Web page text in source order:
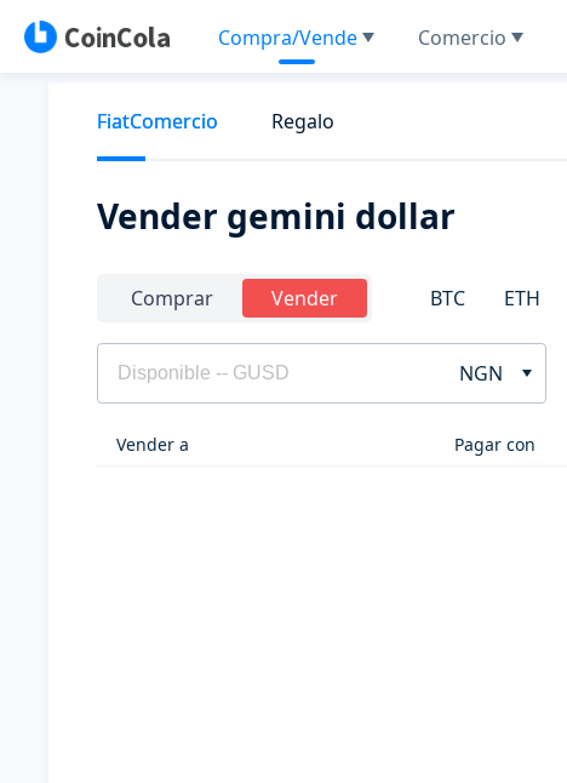
Compra/Vende Comercio
FiatComercio Regalo
Vender gemini dollar
Comprar Vender BTC ETH
NGN
Vender a Pagar con